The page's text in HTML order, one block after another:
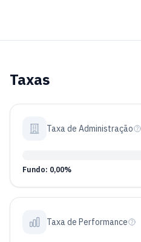
Taxas
Taxa de Administração
Fundo: 0,00%
Taxa de Performance